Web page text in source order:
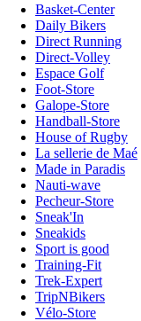
Basket-Center
Daily Bikers
Direct Running
Direct-Volley
Espace Golf
Foot-Store
Galope-Store
Handball-Store
House of Rugby
La sellerie de Maé
Made in Paradis
Nauti-wave
Pecheur-Store
Sneak'In
Sneakids
Sport is good
Training-Fit
Trek-Expert
TripNBikers
Vélo-Store